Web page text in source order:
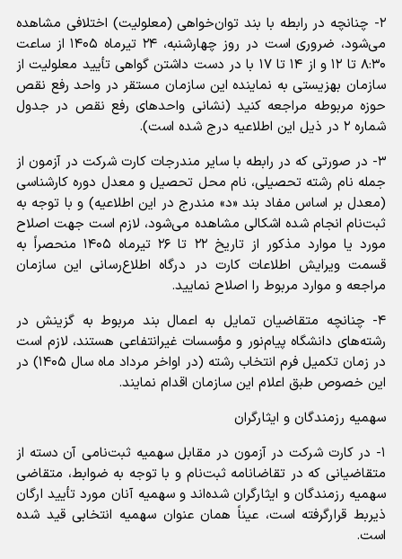
۲- چنانچه‌ در رابطه با بند توان‌خواهی (معلولیت) اختلافی مشاهده
می‌شود، ضروری است در روز چهارشنبه، ۲۴ تیرماه ۱۴۰۵ از ساعت
۸:۳۰ تا ۱۲ و از ۱۴ تا ۱۷ با در دست داشتن گواهی تأیید معلولیت از
سازمان بهزیستی به نماینده این سازمان مستقر در واحد رفع نقص
حوزه مربوطه مراجعه کنید (نشانی واحدهای رفع نقص در جدول
شماره ۲ در ذیل این اطلاعیه درج شده است).
۳- در صورتی که‌ در رابطه‌ با سایر مندرجات‌ کارت شرکت در آزمون از
جمله نام رشته تحصیلی، نام محل تحصیل و معدل دوره کارشناسی
(معدل بر اساس مفاد بند «د‍» مندرج در این اطلاعیه) و با توجه‌ به‌
ثبت‌نام انجام شده اشکالی‌ مشاهده‌ می‌شود، لازم است جهت اصلاح
مورد یا موارد مذکور از تاریخ ۲۲ تا ۲۶ تیرماه ۱۴۰۵ منحصراً به
قسمت ویرایش اطلاعات کارت در درگاه اطلاع‌رسانی این سازمان
مراجعه و موارد مربوط را اصلاح نمایید.
۴- چنانچه متقاضیان تمایل به اعمال بند مربوط به گزینش در
رشته‌های دانشگاه پیام‌نور و مؤسسات غیرانتفاعی هستند، لازم است
در زمان تکمیل فرم انتخاب رشته (در اواخر مرداد ماه سال ۱۴۰۵) در
این خصوص طبق اعلام این سازمان اقدام نمایند.
سهمیه رزمندگان و ایثارگران
۱- در کارت شرکت در آزمون در مقابل سهمیه‌ ثبت‌نامی‌ آن دسته از
متقاضیانی که در تقاضانامه ثبت‌نام و با توجه به ضوابط، متقاضی
سهمیه رزمندگان و ایثارگران شده‌اند و سهمیه آنان مورد تأیید ارگان
ذیربط قرارگرفته است، عیناً همان عنوان سهمیه انتخابی قید شده
است.